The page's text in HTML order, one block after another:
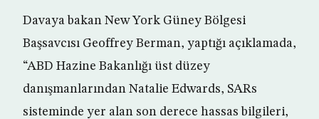
Davaya bakan New York Güney Bölgesi
Başsavcısı Geoffrey Berman, yaptığı açıklamada,
“ABD Hazine Bakanlığı üst düzey
danışmanlarından Natalie Edwards, SARs
sisteminde yer alan son derece hassas bilgileri,